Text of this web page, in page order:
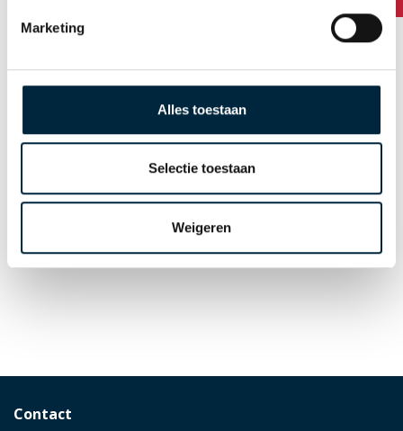
Marketing
Alles toestaan
Selectie toestaan
Weigeren
Free tape dispenser
when ordering
Go to order
Contact